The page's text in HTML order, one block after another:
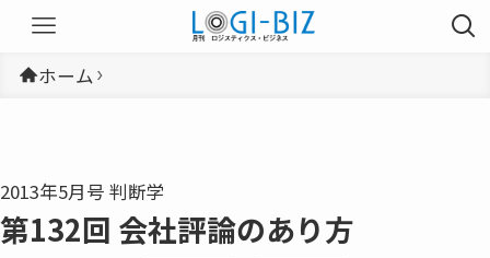
ホーム
2013年5月号 判断学
第132回 会社評論のあり方